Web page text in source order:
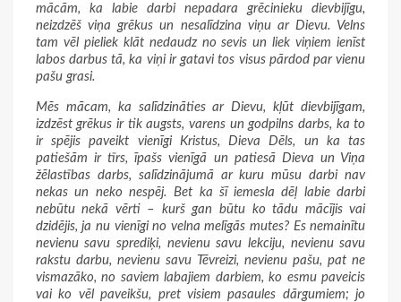
mācām, ka labie darbi nepadara grēcinieku dievbijīgu,
neizdzēš viņa grēkus un nesalīdzina viņu ar Dievu. Velns
tam vēl pieliek klāt nedaudz no sevis un liek viņiem ienīst
labos darbus tā, ka viņi ir gatavi tos visus pārdod par vienu
pašu grasi.
Mēs mācam, ka salīdzināties ar Dievu, kļūt dievbijīgam,
izdzēst grēkus ir tik augsts, varens un godpilns darbs, ka to
ir spējis paveikt vienīgi Kristus, Dieva Dēls, un ka tas
patiešām ir tīrs, īpašs vienīgā un patiesā Dieva un Viņa
žēlastības darbs, salīdzinājumā ar kuru mūsu darbi nav
nekas un neko nespēj. Bet ka šī iemesla dēļ labie darbi
nebūtu nekā vērti – kurš gan būtu ko tādu mācījis vai
dzidējis, ja nu vienīgi no velna melīgās mutes? Es nemainītu
nevienu savu sprediķi, nevienu savu lekciju, nevienu savu
rakstu darbu, nevienu savu Tēvreizi, nevienu pašu, pat ne
vismazāko, no saviem labajiem darbiem, ko esmu paveicis
vai ko vēl paveikšu, pret visiem pasaules dārgumiem; jo